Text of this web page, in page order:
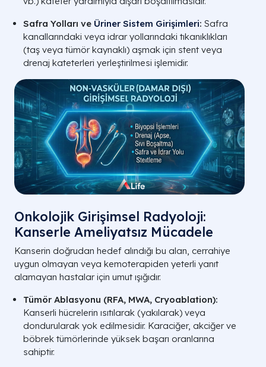
Safra Yolları ve Üriner Sistem Girişimleri: Safra
kanallarındaki veya idrar yollarındaki tıkanıklıkları
(taş veya tümör kaynaklı) aşmak için stent veya
drenaj kateterleri yerleştirilmesi işlemidir.
Onkolojik Girişimsel Radyoloji:
Kanserle Ameliyatsız Mücadele
Kanserin doğrudan hedef alındığı bu alan, cerrahiye
uygun olmayan veya kemoterapiden yeterli yanıt
alamayan hastalar için umut ışığıdır.
Tümör Ablasyonu (RFA, MWA, Cryoablation):
Kanserli hücrelerin ısıtılarak (yakılarak) veya
dondurularak yok edilmesidir. Karaciğer, akciğer ve
böbrek tümörlerinde yüksek başarı oranlarına
sahiptir.